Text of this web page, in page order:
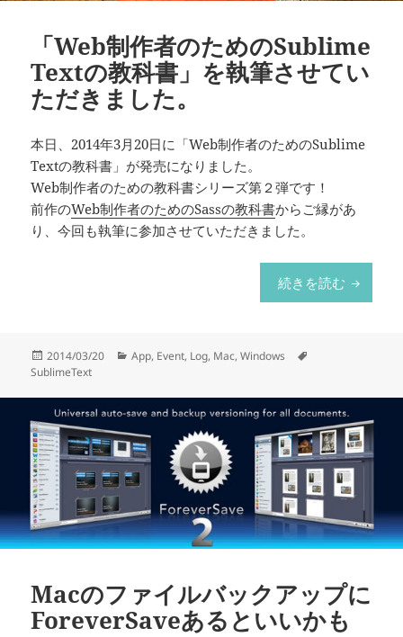
「Web制作者のためのSublime
Textの教科書」を執筆させてい
ただきました。
本日、2014年3月20日に「Web制作者のためのSublime
Textの教科書」が発売になりました。
Web制作者のための教科書シリーズ第２弾です！
前作のWeb制作者のためのSassの教科書からご縁があ
り、今回も執筆に参加させていただきました。
続きを読む 「Web
投
稿
2014/03/20
カ
ー
App, Event, Log, Mac,Windows
SublimeText
Macのファイルバックアップに
ForeverSaveあるといいかも